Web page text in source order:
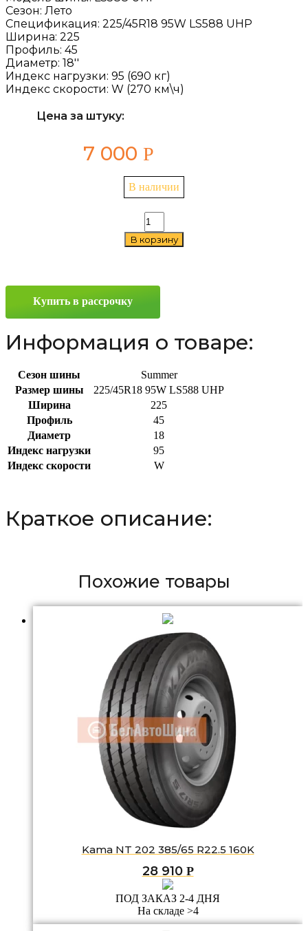
Сезон: Лето
Спецификация: 225/45R18 95W LS588 UHP
Ширина: 225
Профиль: 45
Диаметр: 18''
Индекс нагрузки: 95 (690 кг)
Индекс скорости: W (270 км\ч)
Цена за штуку:
7 000 Р
В наличии
Количество
товара
Landsail
R18
В корзину
Купить в рассрочку
Информация о товаре:
Сезон шины
Summer
Размер шины
225/45R18 95W LS588 UHP
Ширина
225
Профиль
45
Диаметр
18
Индекс нагрузки
95
Индекс скорости
W
Краткое описание:
Похожие товары
Kama NT 202 385/65 R22.5 160K
28 910 Р
ПОД ЗАКАЗ 2-4 ДНЯ
На складе >4